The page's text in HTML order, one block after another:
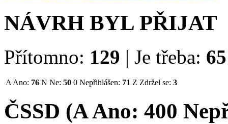
NÁVRH BYL PŘIJAT
Přítomno: 129 | Je třeba: 65
A Ano: 76 N Ne: 50 0 Nepřihlášen: 71 Z Zdržel se: 3
ČSSD (AAno: 400